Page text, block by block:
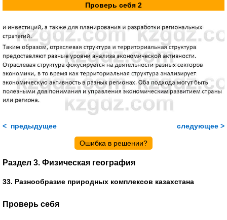
Проверь себя 2
< предыдущее следующее >
Ошибка в решении?
Раздел 3. Физическая география
33. Разнообразие природных комплексов казахстана
Проверь себя